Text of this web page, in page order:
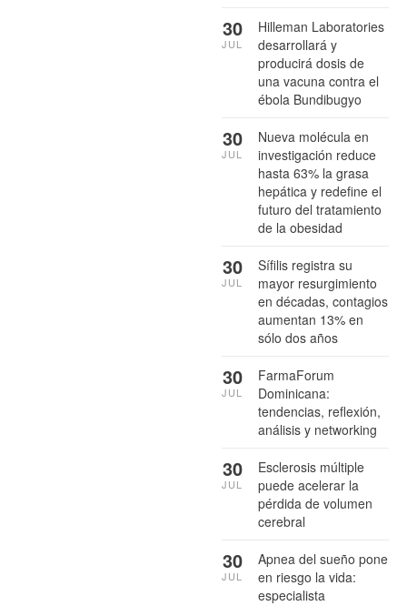
Hilleman Laboratories
desarrollará y
producirá dosis de
una vacuna contra el
ébola Bundibugyo
30
JUL
Nueva molécula en
investigación reduce
hasta 63% la grasa
hepática y redefine el
futuro del tratamiento
de la obesidad
30
JUL
Sífilis registra su
mayor resurgimiento
en décadas, contagios
aumentan 13% en
sólo dos años
30
JUL
FarmaForum
Dominicana:
tendencias, reflexión,
análisis y networking
30
JUL
Esclerosis múltiple
puede acelerar la
pérdida de volumen
cerebral
30
JUL
Apnea del sueño pone
en riesgo la vida:
especialista
30
JUL